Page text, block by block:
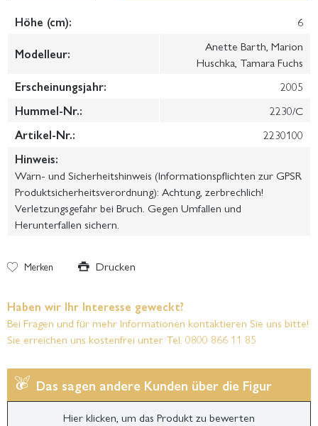
Höhe (cm):
6
Modelleur:
Anette Barth, Marion
Huschka, Tamara Fuchs
Erscheinungsjahr:
2005
Hummel-Nr.:
2230/C
Artikel-Nr.:
2230100
Hinweis:
Warn- und Sicherheitshinweis (Informationspflichten zur GPSR
Produktsicherheitsverordnung): Achtung, zerbrechlich!
Verletzungsgefahr bei Bruch. Gegen Umfallen und
Herunterfallen sichern.
Merken Drucken
Haben wir Ihr Interesse geweckt?
Bei Fragen und für mehr Informationen kontaktieren Sie uns bitte!
Sie erreichen uns kostenfrei unter Tel. 0800 866 11 85
Das sagen andere Kunden über die Figur
Hier klicken, um das Produkt zu bewerten